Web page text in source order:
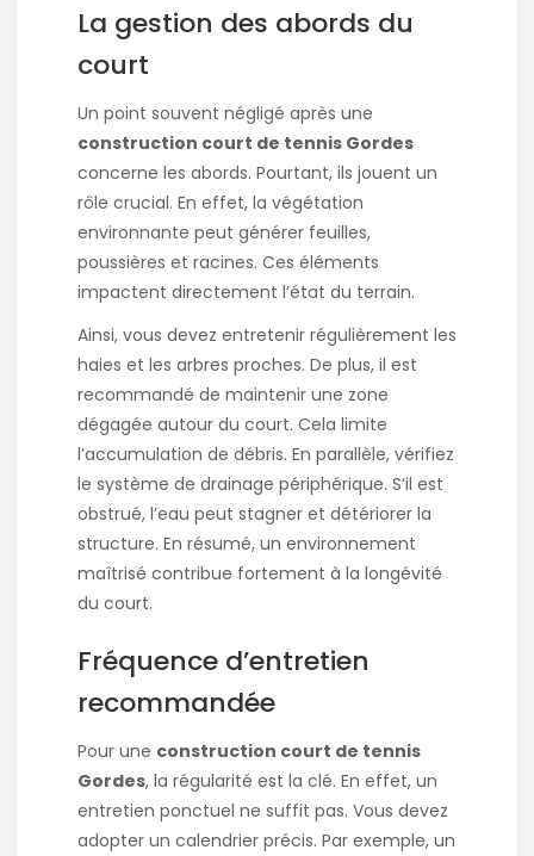
La gestion des abords du
court
Un point souvent négligé après une
construction court de tennis Gordes
concerne les abords. Pourtant, ils jouent un
rôle crucial. En effet, la végétation
environnante peut générer feuilles,
poussières et racines. Ces éléments
impactent directement l’état du terrain.
Ainsi, vous devez entretenir régulièrement les
haies et les arbres proches. De plus, il est
recommandé de maintenir une zone
dégagée autour du court. Cela limite
l’accumulation de débris. En parallèle, vérifiez
le système de drainage périphérique. S’il est
obstrué, l’eau peut stagner et détériorer la
structure. En résumé, un environnement
maîtrisé contribue fortement à la longévité
du court.
Fréquence d’entretien
recommandée
Pour une construction court de tennis
Gordes, la régularité est la clé. En effet, un
entretien ponctuel ne suffit pas. Vous devez
adopter un calendrier précis. Par exemple, un